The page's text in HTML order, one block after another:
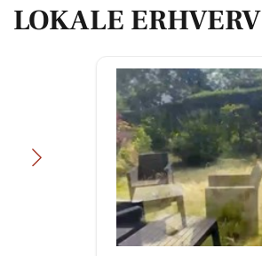
LOKALE ERHVERV